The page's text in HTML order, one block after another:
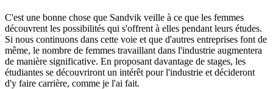
C'est une bonne chose que Sandvik veille à ce que les femmes
découvrent les possibilités qui s'offrent à elles pendant leurs études.
Si nous continuons dans cette voie et que d'autres entreprises font de
même, le nombre de femmes travaillant dans l'industrie augmentera
de manière significative. En proposant davantage de stages, les
étudiantes se découvriront un intérêt pour l'industrie et décideront
d'y faire carrière, comme je l'ai fait.